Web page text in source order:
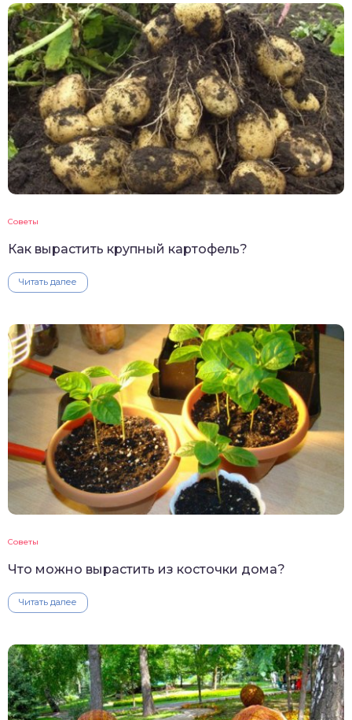
Советы
Как вырастить крупный картофель?
Читать далее
Советы
Что можно вырастить из косточки дома?
Читать далее